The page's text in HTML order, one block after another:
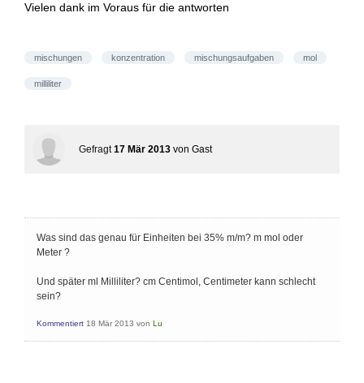
Vielen dank im Voraus für die antworten
mischungen konzentration mischungsaufgaben mol
milliliter
Gefragt 17 Mär 2013 von Gast
Was sind das genau für Einheiten bei 35% m/m? m mol oder
Meter ?
Und später ml Milliliter? cm Centimol, Centimeter kann schlecht
sein?
Kommentiert 18 Mär 2013 von Lu